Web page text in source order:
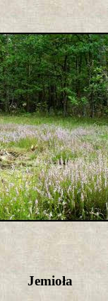
Jemioła